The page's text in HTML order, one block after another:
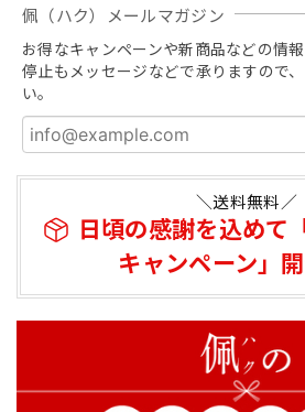
佩（ハク）メールマガジン
お得なキャンペーンや新商品などの情
停止もメッセージなどで承りますので
い。
＼送料無料／
日頃の感謝を込めて
キャンペーン」